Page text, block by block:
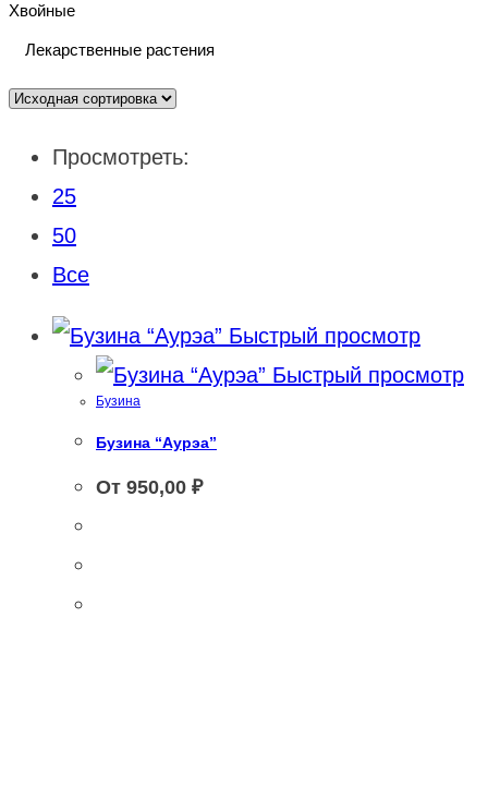
Хвойные
Лекарственные растения
Просмотреть:
25
50
Все
Быстрый просмотр
Быстрый просмотр
Бузина
Бузина “Аурэа”
От 950,00 ₽